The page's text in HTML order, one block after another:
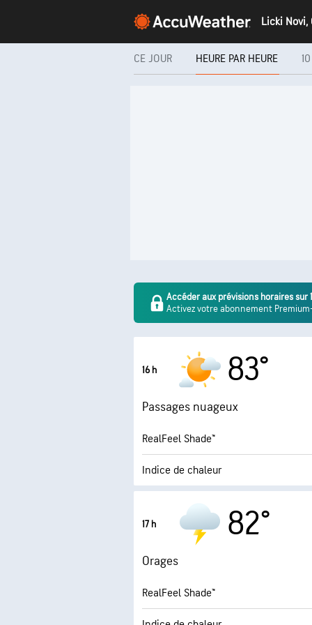
CE JOUR HEURE PAR HEURE
Accéder aux prévisions horaires sur
Activez votre abonnement
16 h 83°
Passages nuageux
RealFeel Shade™
Indice de chaleur
Humidité
Point de rosée
17 h 82°
Orages
RealFeel Shade™